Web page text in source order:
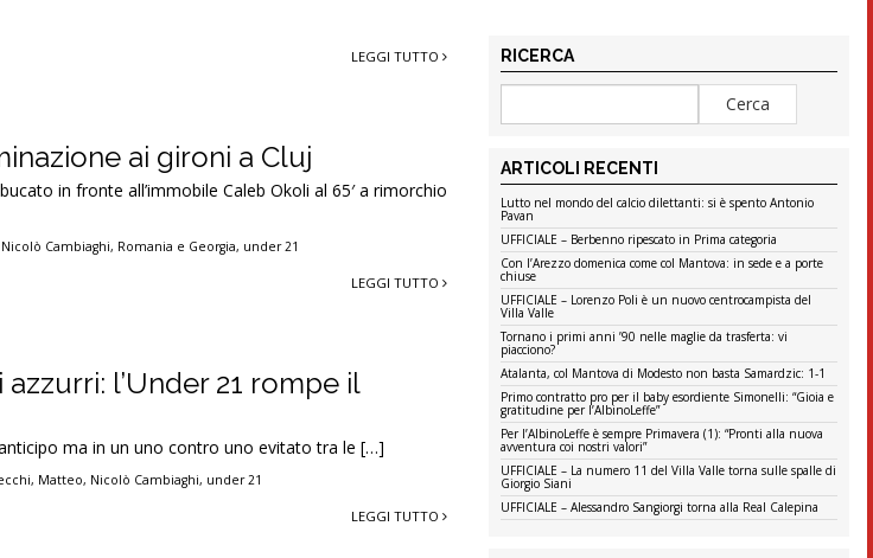
LEGGI TUTTO
ai gironi a Cluj
in fronte all’immobile Caleb Okoli al 65′ a rimorchio
Nicolò Cambiaghi, Romania e Georgia, under 21
LEGGI TUTTO
l’Under 21 rompe il
ma in un uno contro uno evitato tra le […]
, Matteo, Nicolò Cambiaghi, under 21
LEGGI TUTTO
RICERCA
ARTICOLI RECENTI
Lutto nel mondo del calcio dilettanti: si è spento Antonio
Pavan
UFFICIALE – Berbenno ripescato in Prima categoria
Con l’Arezzo domenica come col Mantova: in sede e a porte
chiuse
UFFICIALE – Lorenzo Poli è un nuovo centrocampista del
Villa Valle
Tornano i primi anni ’90 nelle maglie da trasferta: vi
piacciono?
Atalanta, col Mantova di Modesto non basta Samardzic: 1-1
Primo contratto pro per il baby esordiente Simonelli: “Gioia e
gratitudine per l’AlbinoLeffe”
Per l’AlbinoLeffe è sempre Primavera (1): “Pronti alla nuova
avventura coi nostri valori”
UFFICIALE – La numero 11 del Villa Valle torna sulle spalle di
Giorgio Siani
UFFICIALE – Alessandro Sangiorgi torna alla Real Calepina